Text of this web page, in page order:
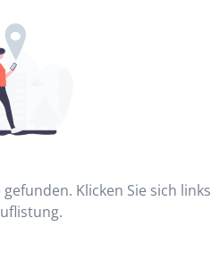
Klicken Sie sich links